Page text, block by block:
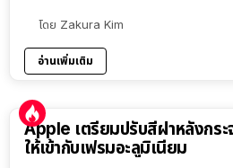
โดย Zakura Kim
อ่านเพิ่มเติม
Apple เตรียมปรับสีฝาหลังกร
ให้เข้ากับเฟรมอะลูมิเนียม